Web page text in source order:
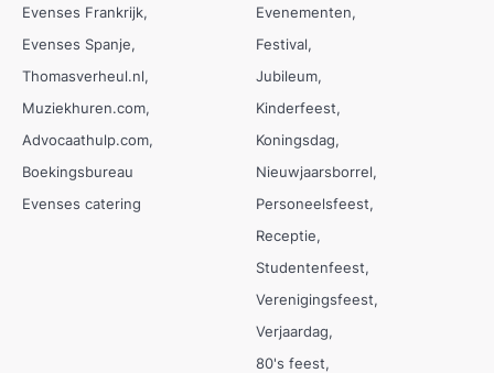
Evenses Frankrijk
Evenses Spanje
Thomasverheul.nl
Muziekhuren.com
Advocaathulp.com
Boekingsbureau
Evenses catering
Evenementen
Festival
Jubileum
Kinderfeest
Koningsdag
Nieuwjaarsborrel
Personeelsfeest
Receptie
Studentenfeest
Verenigingsfeest
Verjaardag
80's feest